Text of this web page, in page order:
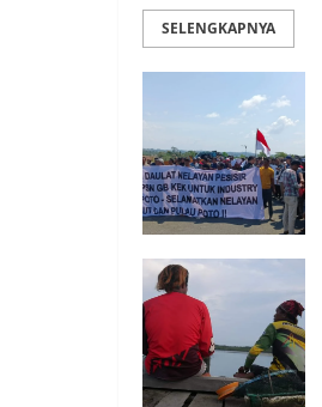
3
4
SELENGKAPNYA